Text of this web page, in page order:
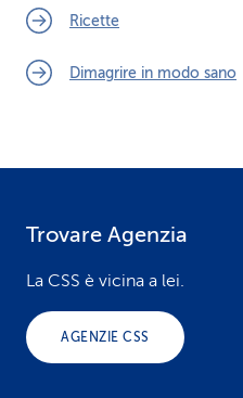
Ricette
Dimagrire in modo sano
Trovare Agenzia
La CSS è vicina a lei.
AGENZIE CSS